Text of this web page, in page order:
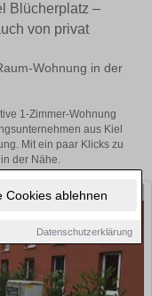
Cookies ablehnen
Datenschutzerklärung
Blücherplatz –
von privat
Wohnung in der
1-Zimmer-Wohnung
aus Kiel
Mit ein paar Klicks zu
der Nähe.